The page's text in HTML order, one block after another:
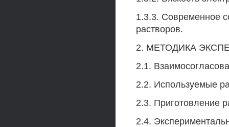
1.3.3. Современное
растворов.
2. МЕТОДИКА
2.1.
2.2. Используемые
2.3. Приготовление
2.4.